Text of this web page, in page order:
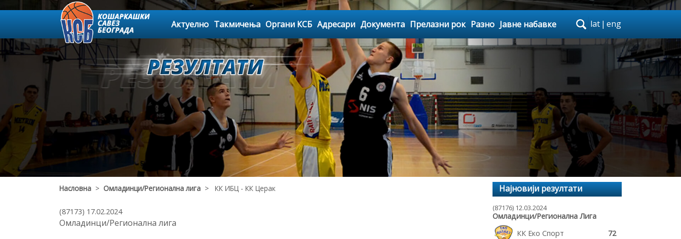
Актуелно Такмичења Органи КСБ Адресари Документа Прелазни рок Разно Јавне набавке lat | eng
Насловна > Омладинци/Регионална лига > КК ИБЦ - КК Церак
(87173) 17.02.2024
Омладинци/Регионална лига
Најновији резултати
(87176) 12.03.2024
Омладинци/Регионална Лига
КК Еко Спорт
72